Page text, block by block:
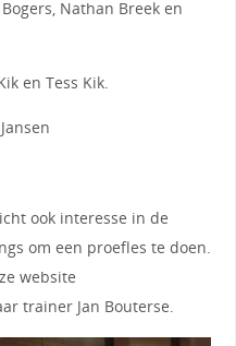
Nathan Breek en
en Tess Kik.
ook interesse in de
om een proefles te doen.
website
trainer Jan Bouterse.